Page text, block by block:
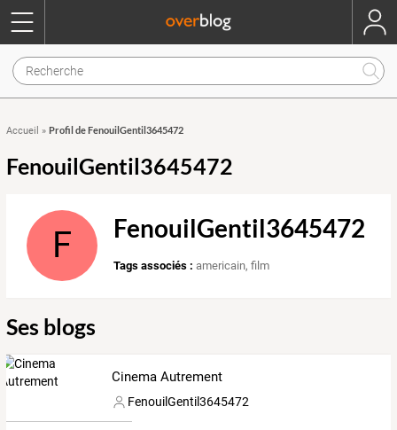
Accueil » Profil de FenouilGentil3645472
FenouilGentil3645472
F FenouilGentil3645472
Tags associés : americain,film
Ses blogs
Cinema Autrement
FenouilGentil3645472